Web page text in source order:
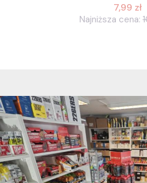
7,99 zł
Najniższa cena: